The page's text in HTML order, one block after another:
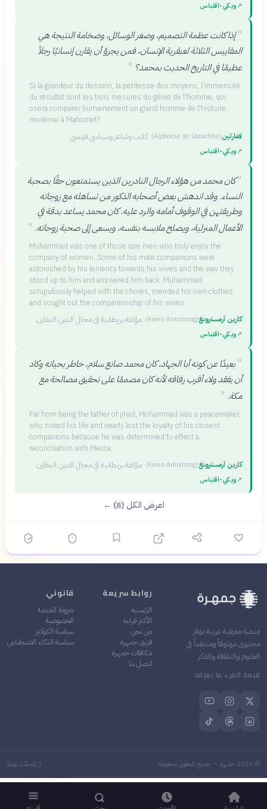
↗ويكي‑اقتباس
" إذا كانت عظمة التصميم، وصغر الوسائل، وضخامة النتيجة هي
المقاييس الثلاثة لعبقرية الإنسان، فمن يجرؤ أن يقارن إنسانيًا رجلاً
عظيمًا في التاريخ الحديث بمحمد؟ "
Si la grandeur du dessein, la petitesse des moyens, l'immensité
du résultat sont les trois mesures du génie de l'homme, qui
osera comparer humainement un grand homme de l'histoire
moderne à Mahomet?
لامارتين
(Alphonse de Lamartine)
·كاتب وشاعر وسياسي فرنسي
↗ويكي‑اقتباس
"كان محمد من هؤلاء الرجال النادرين الذين يستمتعون حقًا بصحبة
النساء. وقد اندهش بعض أصحابه الذكور من تساهله مع زوجاته
وطريقتهن في الوقوف أمامه والرد عليه. كان محمد يساعد بدقة في
الأعمال المنزلية، ويصلح ملابسه بنفسه، ويسعى إلى صحبة زوجاته. "
Muhammad was one of those rare men who truly enjoy the
company of women. Some of his male companions were
astonished by his leniency towards his wives and the way they
stood up to him and answered him back. Muhammad
scrupulously helped with the chores, mended his own clothes
and sought out the companionship of his wives.
كارين آرمسترونغ
(Karen Armstrong)
· مؤلفة بريطانية في مجال الدين المقارن
↗ويكي‑اقتباس
" بعيدًا عن كونه أبا الجهاد، كان محمد صانع سلام، خاطر بحياته وكاد
أن يفقد ولاء أقرب رفاقه لأنه كان مصممًا على تحقيق مصالحة مع
مكة. "
Far from being the father of jihad, Mohammad was a peacemaker,
who risked his life and nearly lost the loyalty of his closest
companions because he was determined to effect a
reconciliation with Mecca.
كارين آرمسترونغ
(Karen Armstrong)
· مؤلفة بريطانية في مجال الدين المقارن
↗ويكي‑اقتباس
اعرض الكل (8) ←
منصة معرفية عربية توفر
محتوى موثوقاً ومنظماً في
العلوم والثقافة والفكر
قيمة المرء ما يعرفه
روابط سريعة
الرئيسية
الأكثر قراءة
من نحن
فريق جمهرة
مكافآت جمهرة
اتصل بنا
قانوني
شروط الخدمة
الخصوصية
سياسة الكوكيز
سياسة الذكاء الاصطناعي
©
2026 جمهرة — جميع الحقوق محفوظة مُحدَّث يوميًا